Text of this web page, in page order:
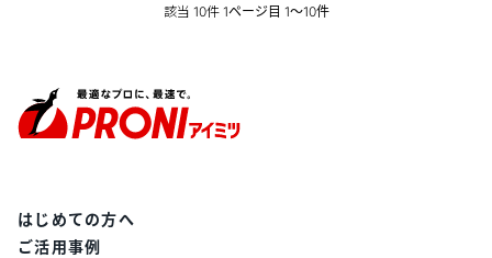
該当 10件 1ページ目 1〜10件
はじめての方へ
ご活用事例